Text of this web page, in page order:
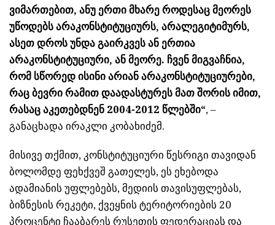
ვიმართებით, ანუ ერთი მხარე როდესაც მეორეს
უწოდებს არაკონსტიტუციურს, არალეგიტიმურს,
ასეთ დროს უნდა გაირკვეს ან ერთია
არაკონსტიტუციური, ან მეორე. ჩვენ მიგვაჩნია,
რომ სწორედ ისინი არიან არაკონსტიტუციურები,
რაც ბევრი რამით დაადასტურეს მათ შორის იმით,
რასაც აკეთებდნენ 2004-2012 წლებში“, –
განაცხადა ირაკლი კობახიძემ.
მისივე თქმით, კონსტიტუციური წესრიგი თავიდან
ბოლომდე ფეხქვეშ გათელეს, ეს ეხებოდა
ადამიანის უფლებებს, მედიის თავისუფლებას,
ბიზნესის რეკეტი, ქვეყნის ტერიტორიების 20
პროცენტი ჩააბარეს რუსეთის ფედერაციას და